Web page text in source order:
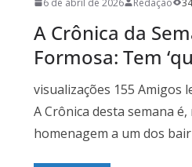
A Crônica da
Formosa: Tem
visualizações 155 Amigos
A Crônica desta semana
homenagem a um dos